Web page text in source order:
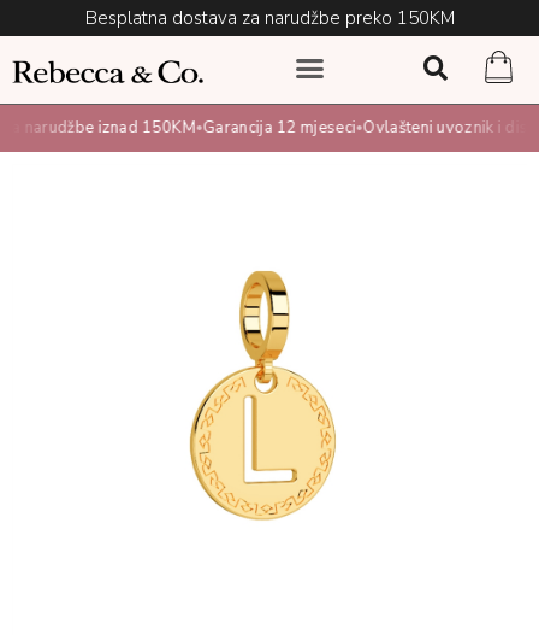
Besplatna dostava za narudžbe preko 150KM
narudžbe iznad 150KM•Garancija 12 mjeseci•Ovlašteni uvoznik i